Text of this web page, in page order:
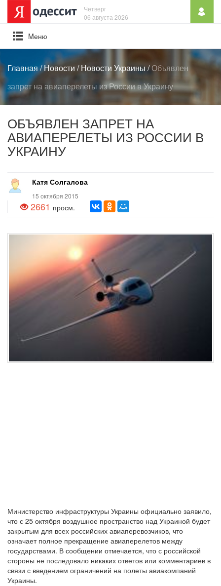
Четверг
06 августа 2026
Mеню
Главная/Новости /Новости Украины/Объявлен
запрет на авиаперелеты из России в Украину
ОБЪЯВЛЕН ЗАПРЕТ НА
АВИАПЕРЕЛЕТЫ ИЗ РОССИИ В
УКРАИНУ
Катя Солгалова
15 октября 2015
2661 просм.
Министерство инфраструктуры Украины официально заявило,
что с 25 октября воздушное пространство над Украиной будет
закрытым для всех российских авиаперевозчиков, что
означает полное прекращение авиаперелетов между
государствами. В сообщении отмечается, что с российской
стороны не последовало никаких ответов или комментариев в
связи с введением ограничений на полеты авиакомпаний
Украины.